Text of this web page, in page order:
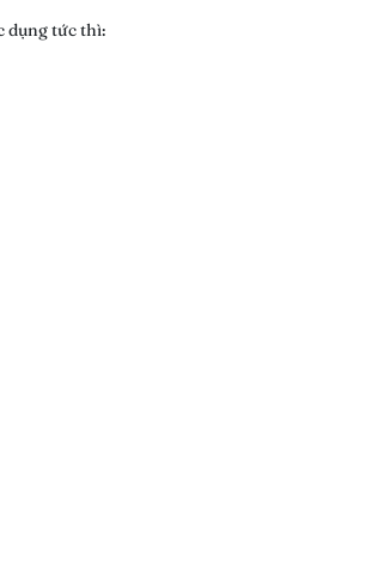
dụng tức thì: